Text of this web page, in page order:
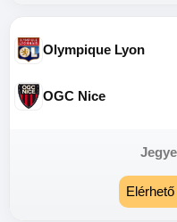
Olympique Lyon
OGC Nice